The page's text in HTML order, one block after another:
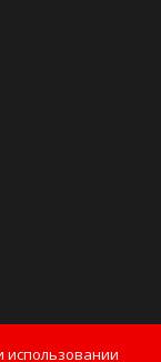
использовании